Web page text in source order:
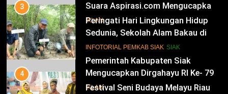
Suara Aspirasi.com Mengucapkan
Selamat HUT RI Ke-79
IKLAN
13
Pemerintah Kabupaten Siak
Mengucapkan Dirgahayu RI Ke- 79
IKLAN
3
Peringati Hari Lingkungan Hidup
Sedunia, Sekolah Alam Bakau di
Siak Cetak Generasi Penjaga
Pesisir
INFOTORIAL PEMKAB SIAK SIAK
4
Festival Seni Budaya Melayu Riau